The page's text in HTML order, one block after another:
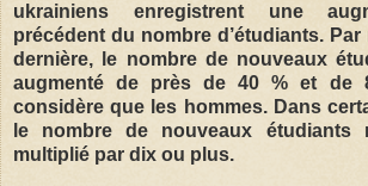
ukrainiens enregistrent une
précédent du nombre d’étudiants. Par
dernière, le nombre de nouveaux
augmenté de près de 40 % et de
considère que les hommes. Dans
le nombre de nouveaux étudiants
multiplié par dix ou plus.